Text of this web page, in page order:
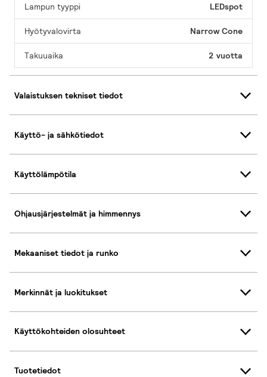
Lampun tyyppi LEDspot
Hyötyvalovirta Narrow Cone
Takuuaika 2 vuotta
Valaistuksen tekniset tiedot
Käyttö- ja sähkötiedot
Käyttölämpötila
Ohjausjärjestelmät ja himmennys
Mekaaniset tiedot ja runko
Merkinnät ja luokitukset
Käyttökohteiden olosuhteet
Tuotetiedot